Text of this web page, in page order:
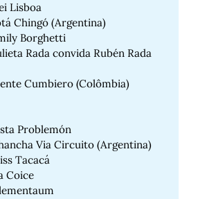
Lisboa
Chingó (Argentina)
Borghetti
Rada convida Rubén Rada
Cumbiero (Colômbia)
Problemón
Via Circuito (Argentina)
Tacacá
Coice